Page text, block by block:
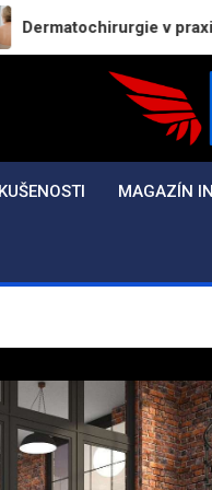
v praxi: Jak probíhá
Digital-
Kvalitní informace pro
MAGAZÍN